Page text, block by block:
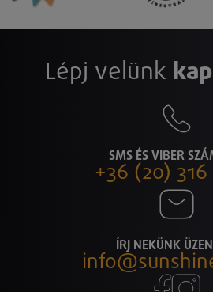
Lépj velünk
SMS ÉS VIBER
+36 (20)
ÍRJ NEKÜNK